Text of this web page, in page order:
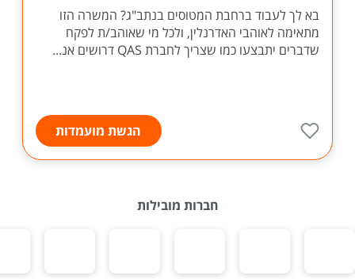
בא לך לעבוד ברחבת המטוסים בנתב"ג? המשרה הזו
מתאימה לאוהבי האדרנלין, ולכל מי שאוהב/ת לפקח
שדברים יתבצעו כמו שצריך לחברת QAS דרושים אנ...
הגשת מועמדות
חברות מובילות